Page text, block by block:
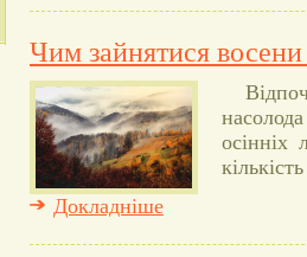
Чим зайнятися восени
осінніх
Докладніше